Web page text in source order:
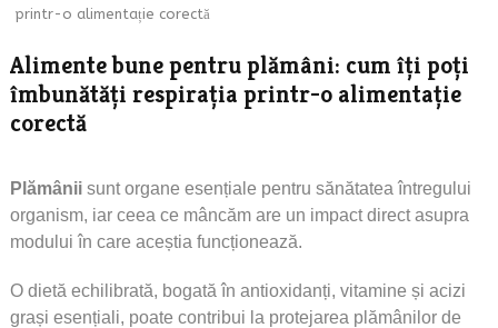
printr-o alimentație corectă
Alimente bune pentru plămâni: cum îți poți
îmbunătăți respirația printr-o alimentație
corectă
Plămânii sunt organe esențiale pentru sănătatea întregului
organism, iar ceea ce mâncăm are un impact direct asupra
modului în care aceștia funcționează.
O dietă echilibrată, bogată în antioxidanți, vitamine și acizi
grași esențiali, poate contribui la protejarea plămânilor de